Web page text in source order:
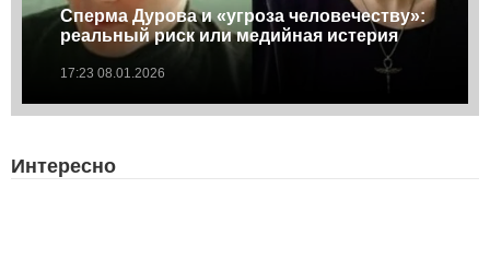
Сперма Дурова и «угроза человечеству»:
реальный риск или медийная истерия
17:23 08.01.2026
Интересно